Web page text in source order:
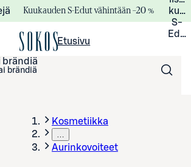
Kuukauden S-Edut vähintään –20 %
S-
Etusivu
brändiä
Kosmetiikka
…
Aurinkovoiteet